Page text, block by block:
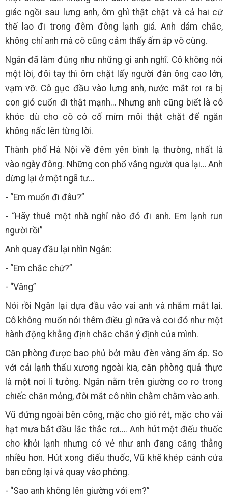
giác ngồi sau lưng anh, ôm ghì thật chặt và cả hai cứ
thế lao đi trong đêm đông lạnh giá. Anh dám chắc,
không chỉ anh mà cô cũng cảm thấy ấm áp vô cùng.
Ngân đã làm đúng như những gì anh nghĩ. Cô không nói
một lời, đôi tay thì ôm chặt lấy người đàn ông cao lớn,
vạm vỡ. Cô gục đầu vào lưng anh, nước mắt rơi ra bị
con gió cuốn đi thật mạnh… Nhưng anh cũng biết là cô
khóc dù cho cô có cố mím môi thật chặt để ngăn
không nấc lên từng lời.
Thành phố Hà Nội về đêm yên bình lạ thường, nhất là
vào ngày đông. Những con phố vắng người qua lại… Anh
dừng lại ở một ngã tư…
- “Em muốn đi đâu?”
- “Hãy thuê một nhà nghỉ nào đó đi anh. Em lạnh run
người rồi”
Anh quay đầu lại nhìn Ngân:
- “Em chắc chứ?”
- “Vâng”
Nói rồi Ngân lại dựa đầu vào vai anh và nhắm mắt lại.
Cô không muốn nói thêm điều gì nữa và coi đó như một
hành động khẳng định chắc chắn ý định của mình.
Căn phòng được bao phủ bởi màu đèn vàng ấm áp. So
với cái lạnh thấu xương ngoài kia, căn phòng quả thực
là một nơi lí tưởng. Ngân nằm trên giường co ro trong
chiếc chăn mỏng, đôi mắt cô nhìn chằm chằm vào anh.
Vũ đứng ngoài bên công, mặc cho gió rét, mặc cho vài
hạt mưa bắt đầu lắc thắc rơi…. Anh hút một điếu thuốc
cho khỏi lạnh nhưng có vẻ như anh đang căng thẳng
nhiều hơn. Hút xong điếu thuốc, Vũ khẽ khép cánh cửa
ban công lại và quay vào phòng.
- “Sao anh không lên giường với em?”